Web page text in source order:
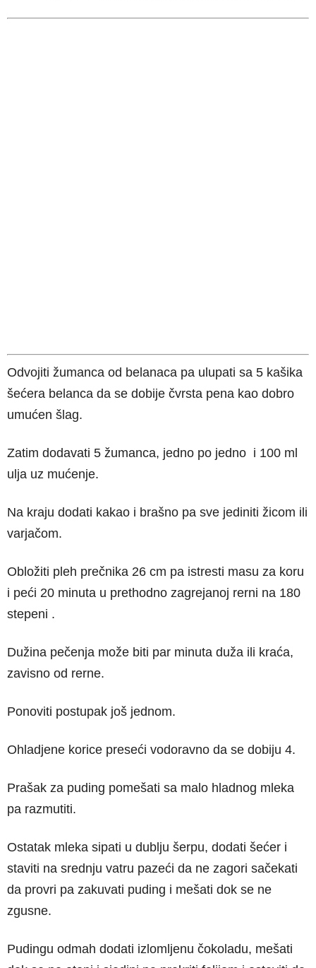
Odvojiti žumanca od belanaca pa ulupati sa 5 kašika
šećera belanca da se dobije čvrsta pena kao dobro
umućen šlag.
Zatim dodavati 5 žumanca, jedno po jedno i 100 ml
ulja uz mućenje.
Na kraju dodati kakao i brašno pa sve jediniti žicom ili
varjačom.
Obložiti pleh prečnika 26 cm pa istresti masu za koru
i peći 20 minuta u prethodno zagrejanoj rerni na 180
stepeni .
Dužina pečenja može biti par minuta duža ili kraća,
zavisno od rerne.
Ponoviti postupak još jednom.
Ohladjene korice preseći vodoravno da se dobiju 4.
Prašak za puding pomešati sa malo hladnog mleka
pa razmutiti.
Ostatak mleka sipati u dublju šerpu, dodati šećer i
staviti na srednju vatru pazeći da ne zagori sačekati
da provri pa zakuvati puding i mešati dok se ne
zgusne.
Pudingu odmah dodati izlomljenu čokoladu, mešati